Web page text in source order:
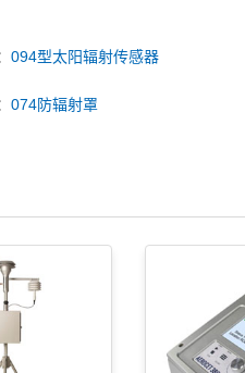
094型太阳辐射传感器
074防辐射罩